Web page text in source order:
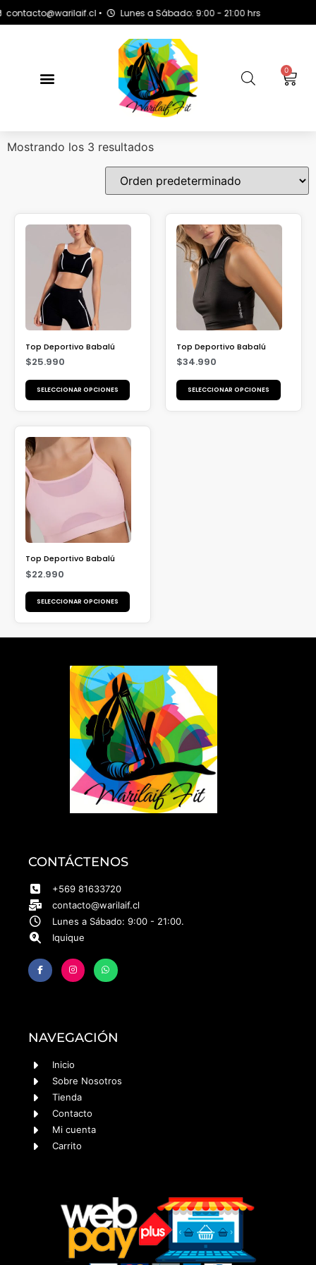
• Lunes a Sábado: 9:00 - 21:00 hrs
0
Mostrando los 3 resultados
Top Deportivo Babalú
$25.990
SELECCIONAR OPCIONES
Top Deportivo Babalú
$34.990
SELECCIONAR OPCIONES
Top Deportivo Babalú
$22.990
SELECCIONAR OPCIONES
CONTÁCTENOS
+569 81633720
contacto@warilaif.cl
Lunes a Sábado: 9:00 - 21:00.
Iquique
NAVEGACIÓN
Inicio
Sobre Nosotros
Tienda
Contacto
Mi cuenta
Carrito